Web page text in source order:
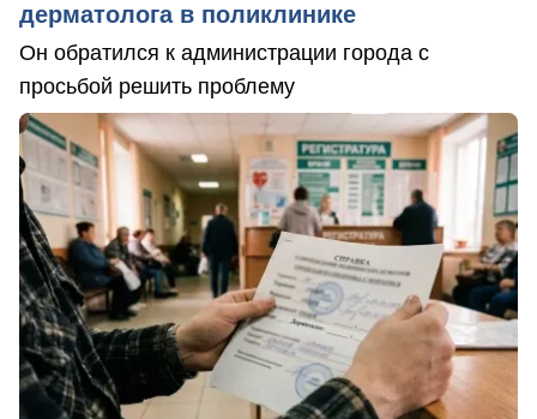
дерматолога в поликлинике
Он обратился к администрации города с
просьбой решить проблему